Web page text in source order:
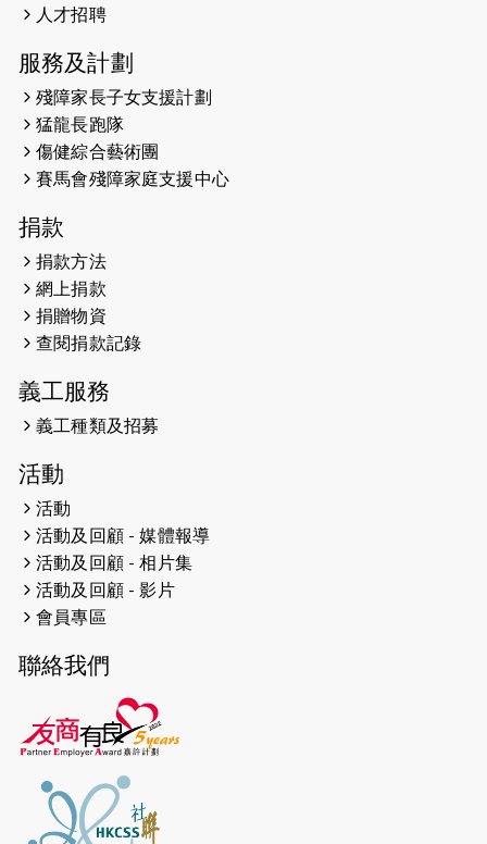
馬拉松與猛龍國際共融大使Lukas
2024-12-31
2024-12-10
2024-11-17
2024-10-30
連續第七年獲得 #香港中小型企業總
商會「#友商有良」嘉許計劃的嘉許
2024-09-30
障等人士入場試玩
2024-09-24
人才招聘
服務及計劃
殘障家長子女支援計劃
猛龍長跑隊
傷健綜合藝術團
賽馬會殘障家庭支援中心
捐款
捐款方法
網上捐款
捐贈物資
查閱捐款記錄
義工服務
義工種類及招募
活動
活動
活動及回顧 - 媒體報導
活動及回顧 - 相片集
活動及回顧 - 影片
會員專區
聯絡我們